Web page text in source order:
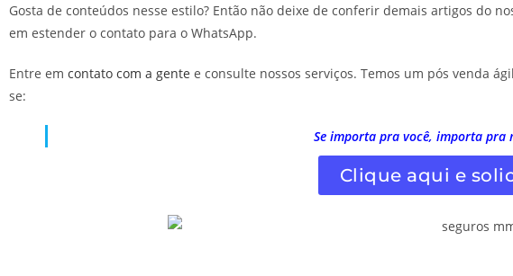
Gosta de conteúdos nesse estilo? Então não deixe de conferir demais artigos do
em estender o contato para o WhatsApp.
Entre em contato com a gente e consulte nossos serviços. Temos um pós venda
se:
Se importa pra você, importa pra
Clique aqui e